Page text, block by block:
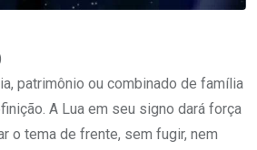
patrimônio ou combinado de família
A Lua em seu signo dará força
o tema de frente, sem fugir, nem